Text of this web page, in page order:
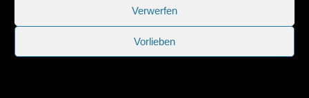
Verwerfen
Vorlieben